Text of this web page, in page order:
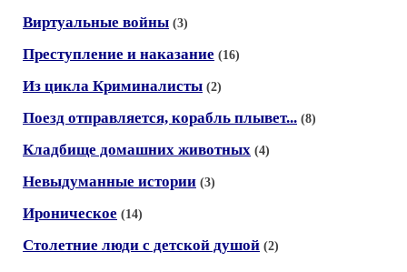
Виртуальные войны (3)
Преступление и наказание (16)
Из цикла Криминалисты (2)
Поезд отправляется, корабль плывет... (8)
Кладбище домашних животных (4)
Невыдуманные истории (3)
Ироническое (14)
Столетние люди с детской душой (2)